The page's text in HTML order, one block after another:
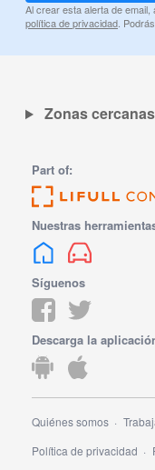
Al crear esta alerta de
política de privacidad.
Zonas cercanas
Part of:
Nuestras
Síguenos
Descarga la
Quiénes somos
Política de privacidad